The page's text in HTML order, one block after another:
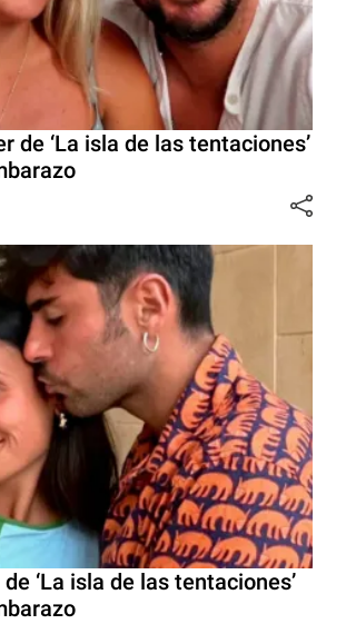
de ‘La isla de las tentaciones’
‘La isla de las tentaciones’